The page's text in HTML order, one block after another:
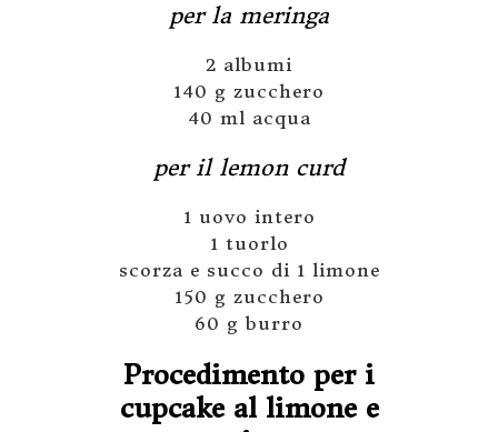
per la meringa
2 albumi
140 g zucchero
40 ml acqua
per il lemon curd
1 uovo intero
1 tuorlo
scorza e succo di 1 limone
150 g zucchero
60 g burro
Procedimento per i
cupcake al limone e